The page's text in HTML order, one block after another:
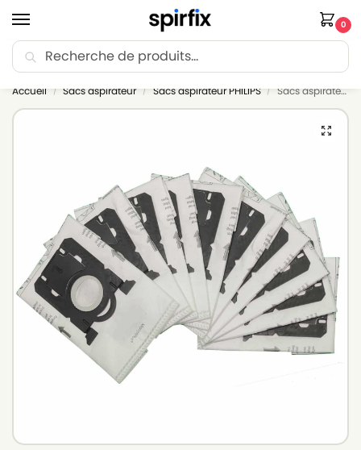
0
🚚 Livraison Point Relais offerte dès 30€ d’achat.
Accueil / Sacs aspirateur / Sacs aspirateur PHILIPS / Sacs aspirateur PHILIPS PERFORMER (SERIE) – Lot de 10 sacs en Microfibre